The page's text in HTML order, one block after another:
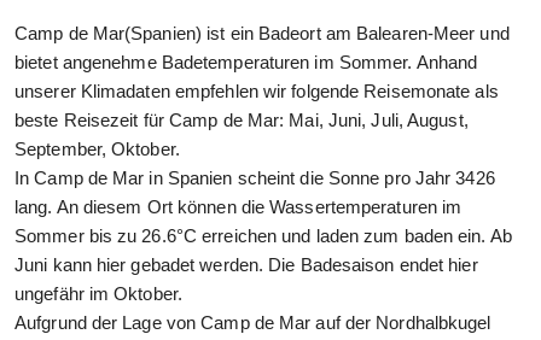
Camp de Mar(Spanien) ist ein Badeort am Balearen-Meer und
bietet angenehme Badetemperaturen im Sommer. Anhand
unserer Klimadaten empfehlen wir folgende Reisemonate als
beste Reisezeit für Camp de Mar: Mai, Juni, Juli, August,
September, Oktober.
In Camp de Mar in Spanien scheint die Sonne pro Jahr 3426
lang. An diesem Ort können die Wassertemperaturen im
Sommer bis zu 26.6°C erreichen und laden zum baden ein. Ab
Juni kann hier gebadet werden. Die Badesaison endet hier
ungefähr im Oktober.
Aufgrund der Lage von Camp de Mar auf der Nordhalbkugel